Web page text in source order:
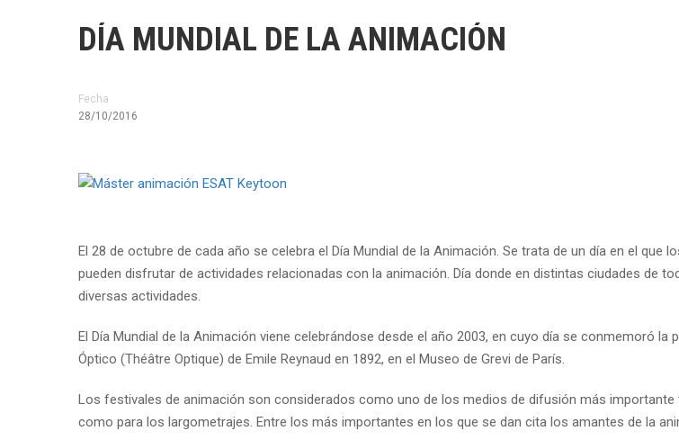
DÍA MUNDIAL DE LA ANIMACIÓN
Fecha
28/10/2016
El 28 de octubre de cada año se celebra el Día Mundial de la Animación. Se trata de un día en el que
pueden disfrutar de actividades relacionadas con la animación. Día donde en distintas ciudades de
diversas actividades.
El Día Mundial de la Animación viene celebrándose desde el año 2003, en cuyo día se conmemoró la
Óptico (Théâtre Optique) de Emile Reynaud en 1892, en el Museo de Grevi de París.
Los festivales de animación son considerados como uno de los medios de difusión más
como para los largometrajes. Entre los más importantes en los que se dan cita los amantes de la